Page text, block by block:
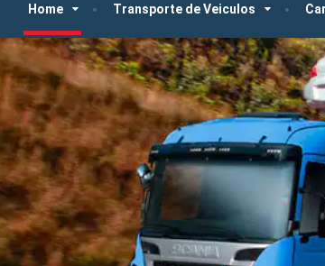
Home Transporte de Veiculos